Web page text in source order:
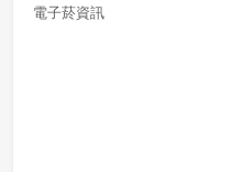
電子菸資訊